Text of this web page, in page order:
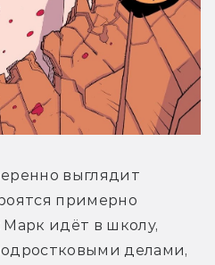
выглядит
примерно
идёт в школу,
делами,